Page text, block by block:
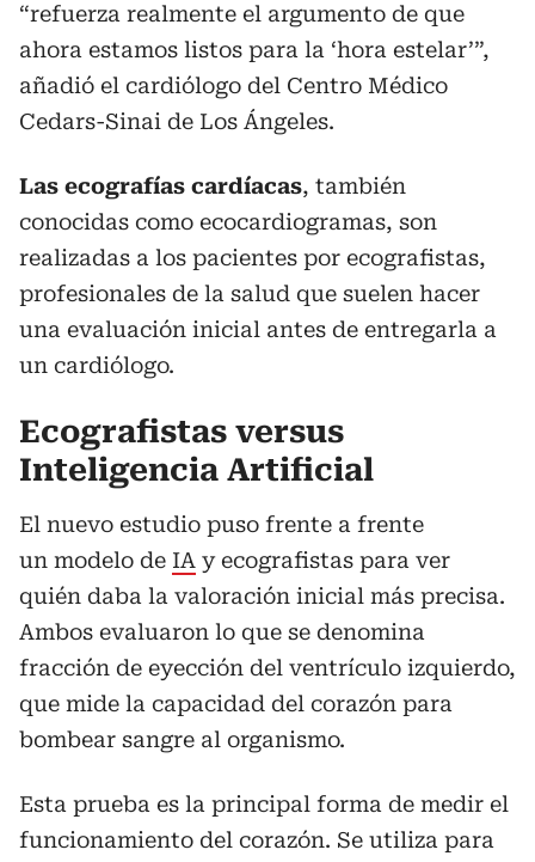
“refuerza realmente el argumento de que
ahora estamos listos para la ‘hora estelar’”,
añadió el cardiólogo del Centro Médico
Cedars-Sinai de Los Ángeles.
Las ecografías cardíacas, también
conocidas como ecocardiogramas, son
realizadas a los pacientes por ecografistas,
profesionales de la salud que suelen hacer
una evaluación inicial antes de entregarla a
un cardiólogo.
Ecografistas versus
Inteligencia Artificial
El nuevo estudio puso frente a frente
un modelo de IA y ecografistas para ver
quién daba la valoración inicial más precisa.
Ambos evaluaron lo que se denomina
fracción de eyección del ventrículo izquierdo,
que mide la capacidad del corazón para
bombear sangre al organismo.
Esta prueba es la principal forma de medir el
funcionamiento del corazón. Se utiliza para